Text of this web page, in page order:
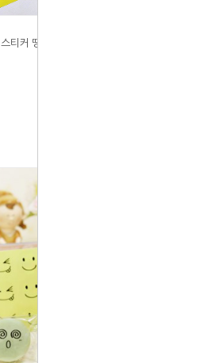
스티커 땡큐 골드라벨(화이트)대 8p/1